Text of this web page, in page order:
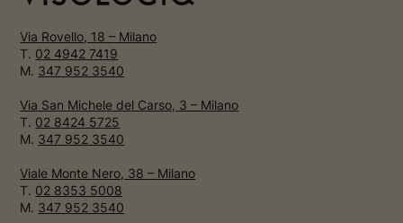
Via Rovello, 18 – Milano
T. 02 4942 7419
M. 347 952 3540
Via San Michele del Carso, 3 – Milano
T. 02 8424 5725
M. 347 952 3540
Viale Monte Nero, 38 – Milano
T. 02 8353 5008
M. 347 952 3540